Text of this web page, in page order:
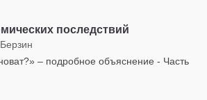
последствий
– подробное объяснение - Часть